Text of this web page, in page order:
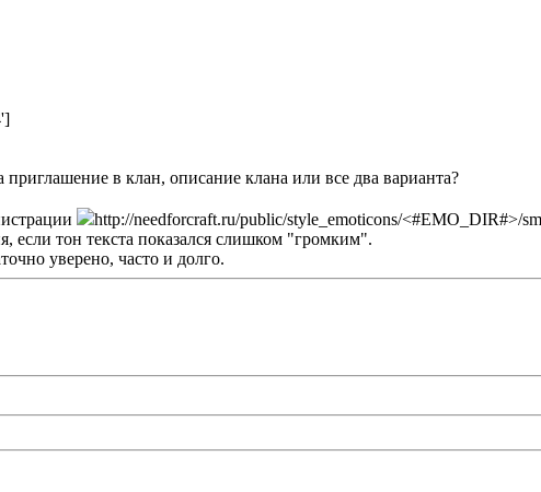
в клан, описание клана или все два варианта?
http://needforcraft.ru/public/style_emoticons/<#EMO_DIR#>/
тон текста показался слишком "громким".
уверено, часто и долго.